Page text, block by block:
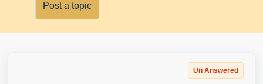
Post a topic
Un Answered